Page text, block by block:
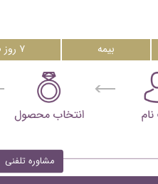
بیمه ۷ روز ضمانت تعویض
مشاوره تلفنی